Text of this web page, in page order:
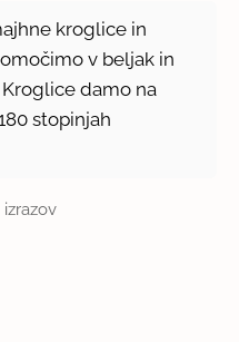
kroglice in
v beljak in
damo na
stopinjah